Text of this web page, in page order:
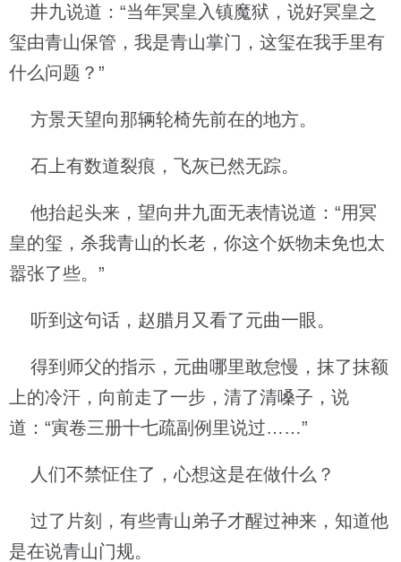
井九说道：“当年冥皇入镇魔狱，说好冥皇之
玺由青山保管，我是青山掌门，这玺在我手里有
什么问题？”
方景天望向那辆轮椅先前在的地方。
石上有数道裂痕，飞灰已然无踪。
他抬起头来，望向井九面无表情说道：“用冥
皇的玺，杀我青山的长老，你这个妖物未免也太
嚣张了些。”
听到这句话，赵腊月又看了元曲一眼。
得到师父的指示，元曲哪里敢怠慢，抹了抹额
上的冷汗，向前走了一步，清了清嗓子，说
道：“寅卷三册十七疏副例里说过……”
人们不禁怔住了，心想这是在做什么？
过了片刻，有些青山弟子才醒过神来，知道他
是在说青山门规。